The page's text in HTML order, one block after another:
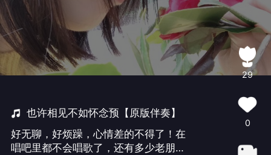
也许相见不如怀念预【原版伴奏】
好无聊，好烦躁，心情差的不得了！在
唱吧里都不会唱歌了，还有多少老朋友
29
0